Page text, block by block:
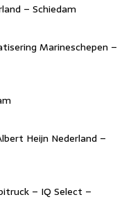
– Schiedam
Marineschepen –
Heijn Nederland –
– IQ Select –